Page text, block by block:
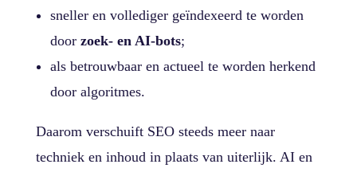
sneller en vollediger geïndexeerd te worden
door zoek- en AI-bots;
als betrouwbaar en actueel te worden herkend
door algoritmes.
Daarom verschuift SEO steeds meer naar
techniek en inhoud in plaats van uiterlijk. AI en